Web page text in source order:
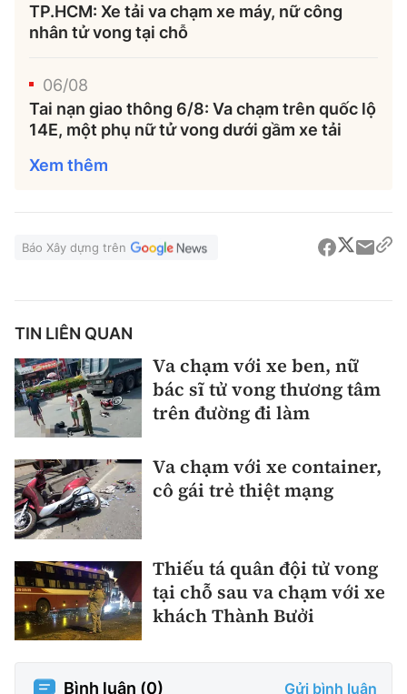
TP.HCM: Xe tải va chạm xe máy, nữ công
nhân tử vong tại chỗ
06/08
Tai nạn giao thông 6/8: Va chạm trên quốc lộ
14E, một phụ nữ tử vong dưới gầm xe tải
Xem thêm
Báo Xây dựng trên
TIN LIÊN QUAN
Va chạm với xe ben, nữ
bác sĩ tử vong thương tâm
trên đường đi làm
Va chạm với xe container,
cô gái trẻ thiệt mạng
Thiếu tá quân đội tử vong
tại chỗ sau va chạm với xe
khách Thành Bưởi
Bình luận (0) Gửi bình luận